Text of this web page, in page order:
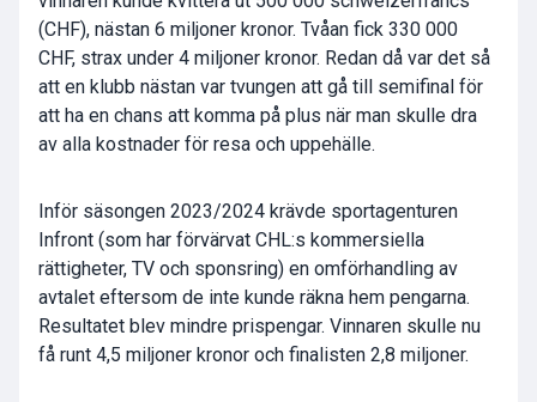
(CHF), nästan 6 miljoner kronor. Tvåan fick 330 000
CHF, strax under 4 miljoner kronor. Redan då var det så
att en klubb nästan var tvungen att gå till semifinal för
att ha en chans att komma på plus när man skulle dra
av alla kostnader för resa och uppehälle.
Inför säsongen 2023/2024 krävde sportagenturen
Infront (som har förvärvat CHL:s kommersiella
rättigheter, TV och sponsring) en omförhandling av
avtalet eftersom de inte kunde räkna hem pengarna.
Resultatet blev mindre prispengar. Vinnaren skulle nu
få runt 4,5 miljoner kronor och finalisten 2,8 miljoner.